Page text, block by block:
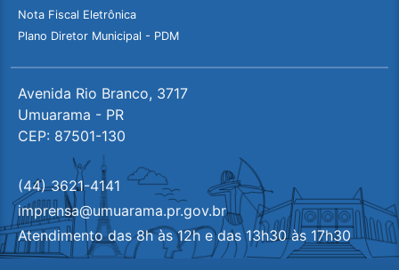
Nota Fiscal Eletrônica
Plano Diretor Municipal - PDM
Avenida Rio Branco, 3717
Umuarama - PR
CEP: 87501-130
(44) 3621-4141
imprensa@umuarama.pr.gov.br
Atendimento das 8h às 12h e das 13h30 às 17h30